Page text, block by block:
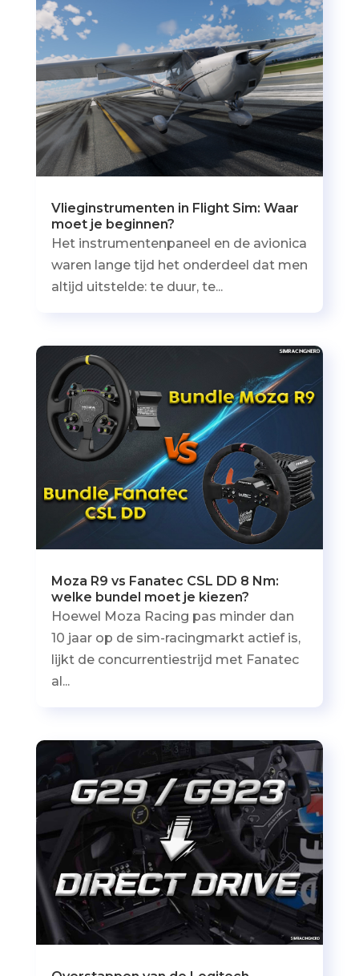
Vlieginstrumenten in Flight Sim: Waar
moet je beginnen?
Het instrumentenpaneel en de avionica
waren lange tijd het onderdeel dat men
altijd uitstelde: te duur, te...
Moza R9 vs Fanatec CSL DD 8 Nm:
welke bundel moet je kiezen?
Hoewel Moza Racing pas minder dan
10 jaar op de sim-racingmarkt actief is,
lijkt de concurrentiestrijd met Fanatec
al...